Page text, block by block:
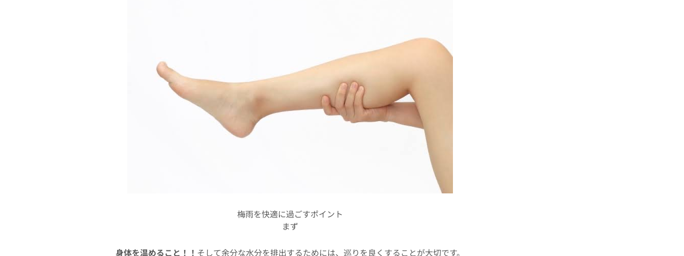
梅雨を快適に過ごすポイント
まず
身体を温めること！！ そして余分な水分を排出するためには、巡りを良くすることが大切です。